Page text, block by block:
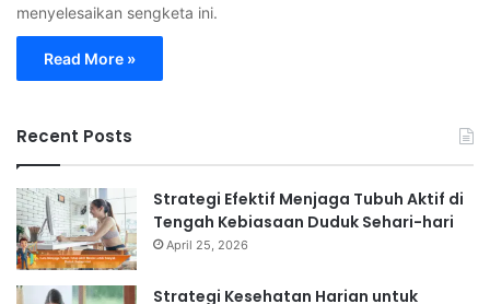
menyelesaikan sengketa ini.
Read More »
Recent Posts
Strategi Efektif Menjaga Tubuh Aktif di
Tengah Kebiasaan Duduk Sehari-hari
April 25, 2026
Strategi Kesehatan Harian untuk